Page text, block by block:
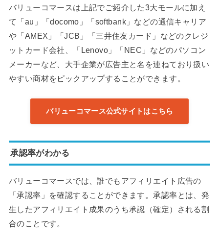
バリューコマースは上記でご紹介した3大モールに加え
て「au」「docomo」「softbank」などの通信キャリア
や「AMEX」「JCB」「三井住友カード」などのクレジ
ットカード会社、「Lenovo」「NEC」などのパソコン
メーカーなど、大手企業が広告主と名を連ねており扱い
やすい商材をピックアップすることができます。
バリューコマース公式サイトはこちら
承認率がわかる
バリューコマースでは、誰でもアフィリエイト広告の
「承認率」を確認することができます。承認率とは、発
生したアフィリエイト成果のうち承認（確定）される割
合のことです。